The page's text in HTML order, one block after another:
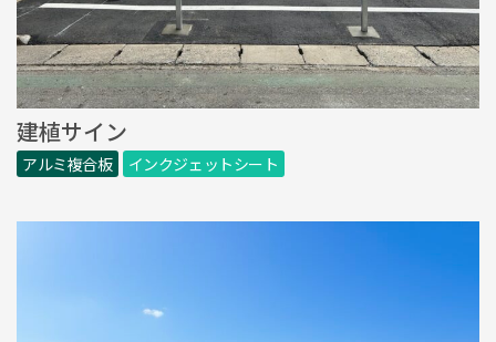
建植サイン
アルミ複合板 インクジェットシート